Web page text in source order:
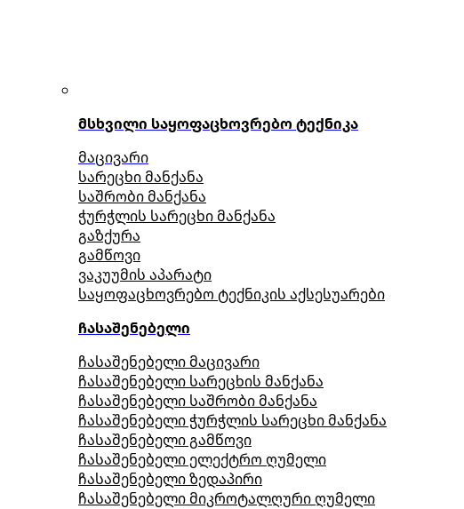
მსხვილი საყოფაცხოვრებო ტექნიკა
მაცივარი
სარეცხი მანქანა
საშრობი მანქანა
ჭურჭლის სარეცხი მანქანა
გაზქურა
გამწოვი
ვაკუუმის აპარატი
საყოფაცხოვრებო ტექნიკის აქსესუარები
ჩასაშენებელი
ჩასაშენებელი მაცივარი
ჩასაშენებელი სარეცხის მანქანა
ჩასაშენებელი საშრობი მანქანა
ჩასაშენებელი ჭურჭლის სარეცხი მანქანა
ჩასაშენებელი გამწოვი
ჩასაშენებელი ელექტრო ღუმელი
ჩასაშენებელი ზედაპირი
ჩასაშენებელი მიკროტალღური ღუმელი